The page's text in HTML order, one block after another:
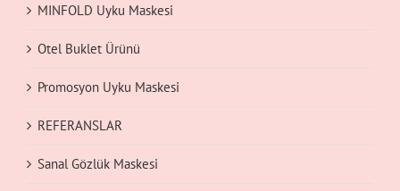
MINFOLD Uyku Maskesi
Otel Buklet Ürünü
Promosyon Uyku Maskesi
REFERANSLAR
Sanal Gözlük Maskesi